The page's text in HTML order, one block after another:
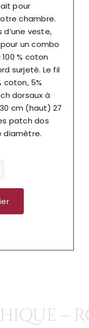
pour
chambre.
veste,
un combo
% coton
surjeté. Le fil
coton, 5%
dorsaux à
cm (haut) 27
patch dos
diamètre.
–